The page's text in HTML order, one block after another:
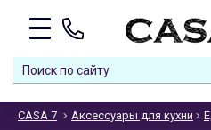
CASA 7 Аксессуары для кухни